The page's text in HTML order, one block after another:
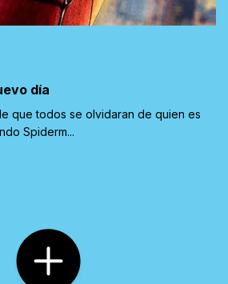
día
que todos se olvidaran de quien es
Spiderm...